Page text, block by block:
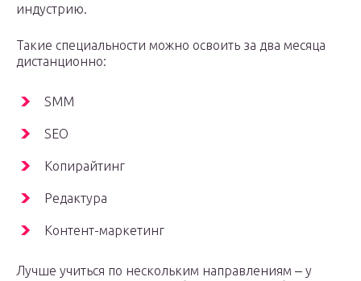
индустрию.
Такие специальности можно освоить за два месяца
дистанционно:
SMM
SEO
Копирайтинг
Редактура
Контент-маркетинг
Лучше учиться по нескольким направлениям ‒ у